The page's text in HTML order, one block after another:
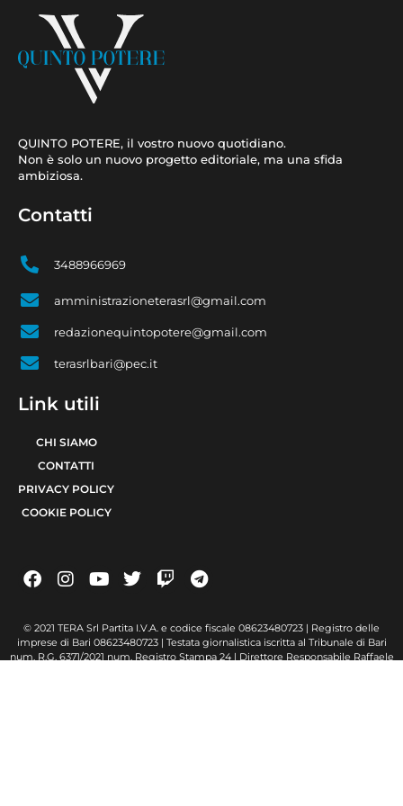
QUINTO POTERE, il vostro nuovo quotidiano.
Non è solo un nuovo progetto editoriale, ma una sfida
ambiziosa.
Contatti
3488966969
amministrazioneterasrl@gmail.com
redazionequintopotere@gmail.com
terasrlbari@pec.it
Link utili
CHI SIAMO
CONTATTI
PRIVACY POLICY
COOKIE POLICY
© 2021 TERA Srl Partita I.V.A. e codice fiscale 08623480723 | Registro delle
imprese di Bari 08623480723 | Testata giornalistica iscritta al Tribunale di Bari
num. R.G. 6371/2021 num. Registro Stampa 24 | Direttore Responsabile Raffaele